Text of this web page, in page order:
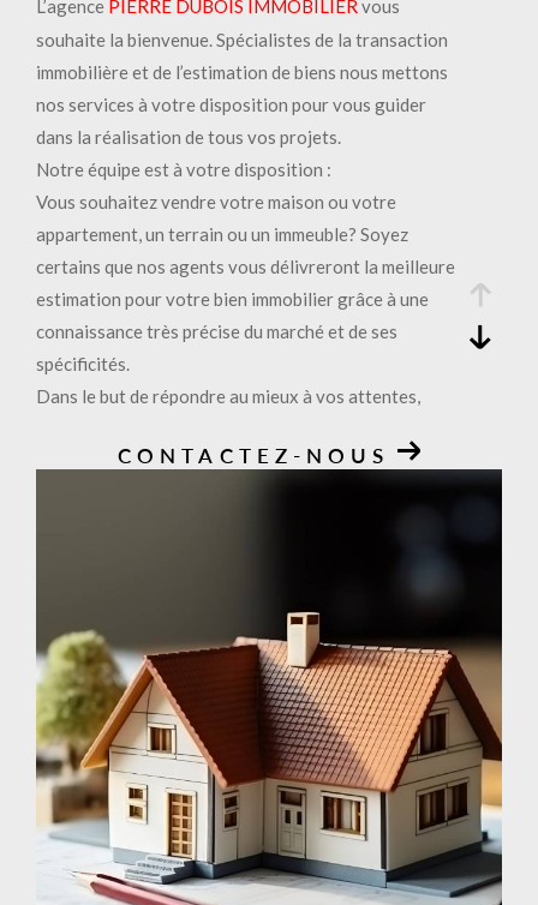
L’agence PIERRE DUBOIS IMMOBILIER vous
souhaite la bienvenue. Spécialistes de la transaction
immobilière et de l’estimation de biens nous mettons
nos services à votre disposition pour vous guider
dans la réalisation de tous vos projets.
Notre équipe est à votre disposition :
Vous souhaitez vendre votre maison ou votre
appartement, un terrain ou un immeuble? Soyez
certains que nos agents vous délivreront la meilleure
estimation pour votre bien immobilier grâce à une
connaissance très précise du marché et de ses
spécificités.
Dans le but de répondre au mieux à vos attentes,
confiance, c’est vous assurer des prestations de
CONTACTEZ-NOUS